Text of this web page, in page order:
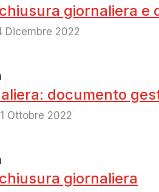
giornaliera e
Dicembre 2022
documento
Ottobre 2022
giornaliera